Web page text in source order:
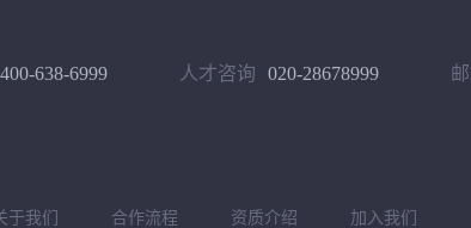
400-638-6999 人才咨询 020-28678999
于我们 合作流程 资质介绍 加入我们